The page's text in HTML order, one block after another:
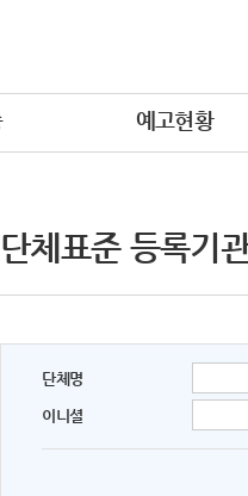
예고현황
단체표준 등록기
단체명
이니셜